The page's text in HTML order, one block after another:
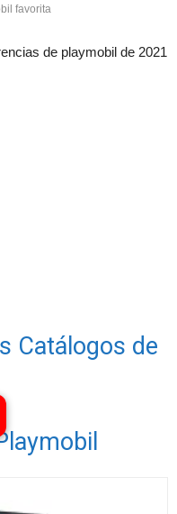
favorita
de playmobil de 2021
Catálogos de